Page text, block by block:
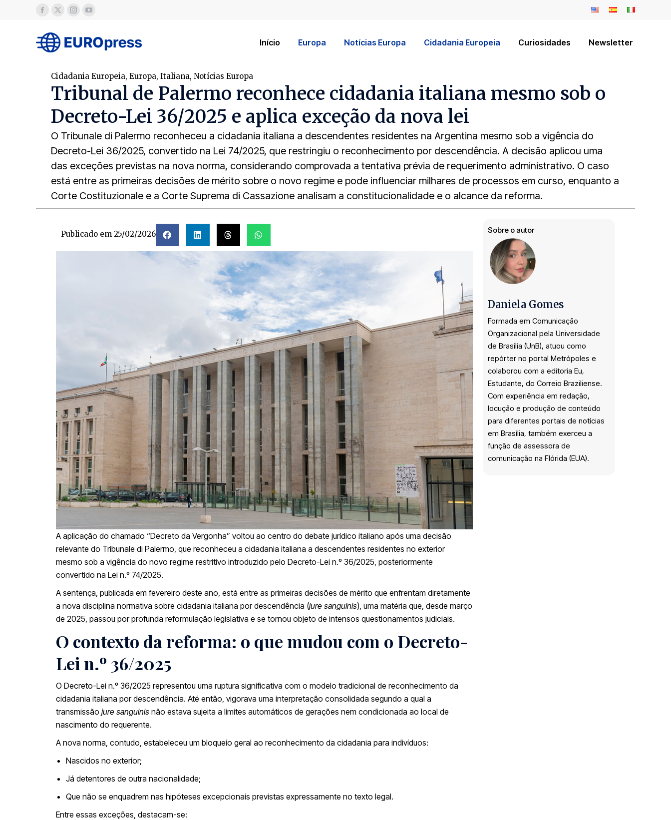
Início Europa Notícias Europa Cidadania Europeia Curiosidades Newsletter
Cidadania Europeia, Europa, Italiana, Notícias Europa
Tribunal de Palermo reconhece cidadania italiana mesmo sob o
Decreto-Lei 36/2025 e aplica exceção da nova lei
O Tribunale di Palermo reconheceu a cidadania italiana a descendentes residentes na Argentina mesmo sob a vigência do
Decreto-Lei 36/2025, convertido na Lei 74/2025, que restringiu o reconhecimento por descendência. A decisão aplicou uma
das exceções previstas na nova norma, considerando comprovada a tentativa prévia de requerimento administrativo. O caso
está entre as primeiras decisões de mérito sobre o novo regime e pode influenciar milhares de processos em curso, enquanto a
Corte Costituzionale e a Corte Suprema di Cassazione analisam a constitucionalidade e o alcance da reforma.
Publicado em 25/02/2026
A aplicação do chamado “Decreto da Vergonha” voltou ao centro do debate jurídico italiano após uma decisão
relevante do Tribunale di Palermo , que reconheceu a cidadania italiana a descendentes residentes no exterior
mesmo sob a vigência do novo regime restritivo introduzido pelo Decreto-Lei n.º 36/2025 , posteriormente
convertido na Lei n.º 74/2025.
A sentença, publicada em fevereiro deste ano, está entre as primeiras decisões de mérito que enfrentam diretamente
a nova disciplina normativa sobre cidadania italiana por descendência (jure sanguinis), uma matéria que, desde março
de 2025, passou por profunda reformulação legislativa e se tornou objeto de intensos questionamentos judiciais.
O contexto da reforma: o que mudou com o Decreto-
Lei n.º 36/2025
O Decreto-Lei n.º 36/2025 representou uma ruptura significativa com o modelo tradicional de reconhecimento da
cidadania italiana por descendência. Até então, vigorava uma interpretação consolidada segundo a qual a
transmissão jure sanguinis não estava sujeita a limites automáticos de gerações nem condicionada ao local de
nascimento do requerente.
A nova norma, contudo, estabeleceu um bloqueio geral ao reconhecimento da cidadania para indivíduos:
Nascidos no exterior;
Já detentores de outra nacionalidade;
Que não se enquadrem nas hipóteses excepcionais previstas expressamente no texto legal.
Entre essas exceções, destacam-se:
Sobre o autor
Daniela Gomes
Formada em Comunicação
Organizacional pela Universidade
de Brasília (UnB), atuou como
repórter no portal Metrópoles e
colaborou com a editoria Eu,
Estudante, do Correio Braziliense.
Com experiência em redação,
locução e produção de conteúdo
para diferentes portais de notícias
em Brasília, também exerceu a
função de assessora de
comunicação na Flórida (EUA).